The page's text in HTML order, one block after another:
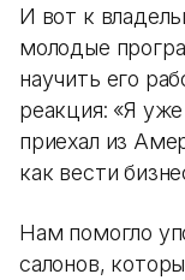
И вот к
молодые
научить его
реакция: «Я
приехал из
как вести
Нам помогло
салонов,